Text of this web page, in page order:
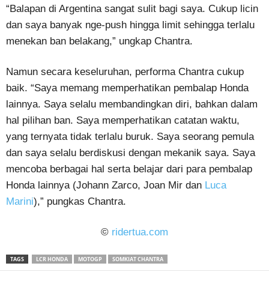
“Balapan di Argentina sangat sulit bagi saya. Cukup licin
dan saya banyak nge-push hingga limit sehingga terlalu
menekan ban belakang,” ungkap Chantra.
Namun secara keseluruhan, performa Chantra cukup
baik. “Saya memang memperhatikan pembalap Honda
lainnya. Saya selalu membandingkan diri, bahkan dalam
hal pilihan ban. Saya memperhatikan catatan waktu,
yang ternyata tidak terlalu buruk. Saya seorang pemula
dan saya selalu berdiskusi dengan mekanik saya. Saya
mencoba berbagai hal serta belajar dari para pembalap
Honda lainnya (Johann Zarco, Joan Mir dan Luca
Marini),” pungkas Chantra.
© ridertua.com
TAGS LCR HONDA MOTOGP SOMKIAT CHANTRA